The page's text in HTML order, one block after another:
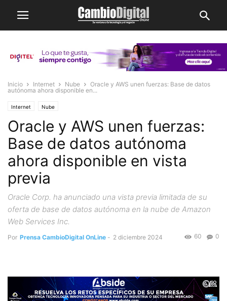
Inicio Internet Nube
Oracle y AWS unen fuerzas: Base de datos
autónoma ahora disponible en...
Internet Nube
Oracle y AWS unen fuerzas:
Base de datos autónoma
ahora disponible en vista
previa
Oracle Corp. ha anunciado una vista previa limitada de su
oferta de base de datos autónoma en la nube de Amazon
Web Services Inc.
Por Prensa CambioDigital OnLine - 2 diciembre 2024 0
60